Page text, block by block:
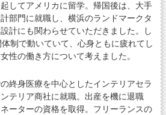
してアメリカに留学。帰国後は、大手
部門に就職し、横浜のランドマークタ
計にも関わらせていただきました。し
制で動いていて、心身ともに疲れてし
性の働き方について考えました。
終身医療を中心としたインテリアセラ
テリア商社に就職。出産を機に退職
ーターの資格を取得。フリーランスの